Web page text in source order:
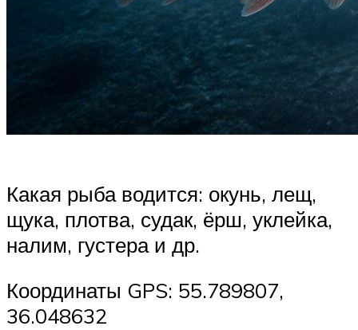
Какая рыба водится: окунь, лещ,
щука, плотва, судак, ёрш, уклейка,
налим, густера и др.
Координаты GPS: 55.789807,
36.048632